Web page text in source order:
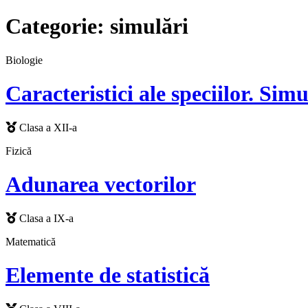
Categorie: simulări
Biologie
Caracteristici ale speciilor.
Clasa a XII-a
Fizică
Adunarea vectorilor
Clasa a IX-a
Matematică
Elemente de statistică